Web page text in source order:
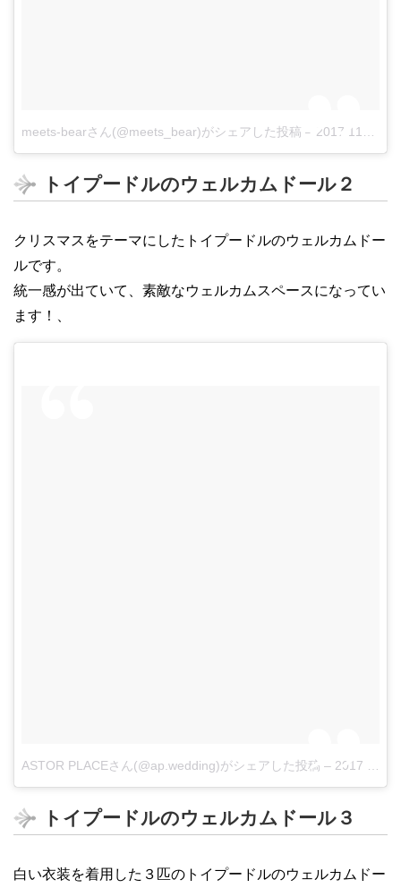
meets-bearさん(@meets_bear)がシェアした投稿 – 2017 11月 7 5:59午後 PST
トイプードルのウェルカムドール２
クリスマスをテーマにしたトイプードルのウェルカムドー
ルです。
統一感が出ていて、素敵なウェルカムスペースになってい
ます！、
ASTOR PLACEさん(@ap.wedding)がシェアした投稿 – 2017 11月 28 6:17午後 PST
トイプードルのウェルカムドール３
白い衣装を着用した３匹のトイプードルのウェルカムドー